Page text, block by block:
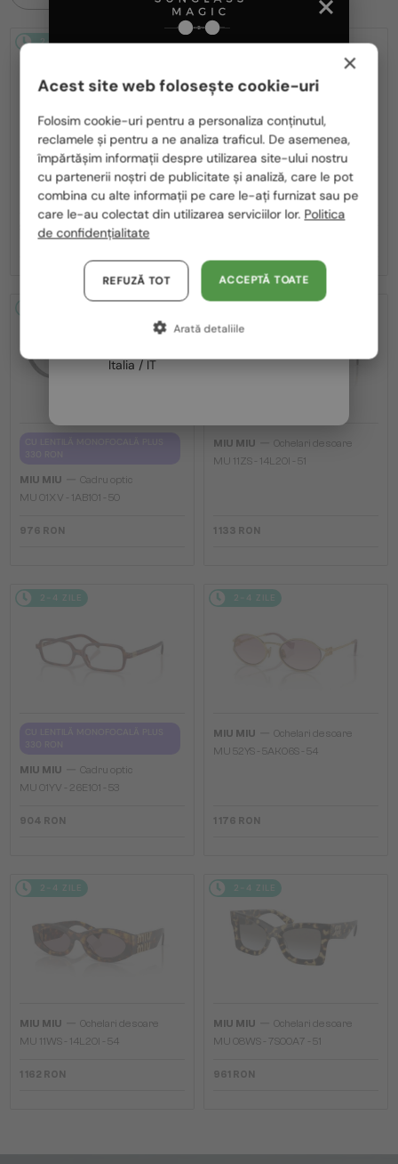
2-4 ZILE
MIU MIU—Ochelari de soare
MU A55S - ​1BC90Q - ​57
1 636 RON
-8%
1 506 RON
2-4 ZILE
MIU MIU—Ochelari de soare
MU 11ZS - 16K01O - 51
MIU MIU
Cadru optic
MU 01XV - 1AB1O1 - 50
976 RON
MIU MIU
Ochelari de soare
MU 11ZS - 14L20I - 51
1 133 RON
2-4 ZILE
MIU MIU
Cadru optic
MU 01YV - 26E1O1 - 53
904 RON
2-4 ZILE
MIU MIU
Ochelari de soare
MU 52YS - ​5AK06S - ​54
1 176 RON
2-4 ZILE
MIU MIU
Ochelari de soare
MU 11WS - 14L20I - 54
1 162 RON
2-4 ZILE
MIU MIU
Ochelari de soare
MU 08WS - 7S00A7 - 51
961 RON
România / RO
Polska / PL
Magyarország / HU
United Arab Emirates / EN
Austria / AT
Germania / DE
Franța / FR
Italia / IT
×
Acest site web folosește cookie-uri
Folosim cookie-uri pentru a personaliza conținutul,
reclamele și pentru a ne analiza traficul. De asemenea,
împărtășim informații despre utilizarea site-ului nostru
cu partenerii noștri de publicitate și analiză, care le pot
combina cu alte informații pe care le-ați furnizat sau pe
care le-au colectat din utilizarea serviciilor lor. Politica
de confidențialitate
ACCEPTĂ TOATE
REFUZĂ TOT
Arată detaliile